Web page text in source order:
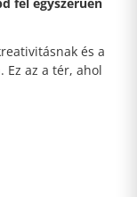
és a
Ez az a tér, ahol